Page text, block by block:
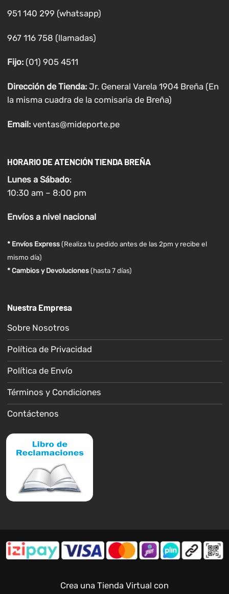
951 140 299 (whatsapp)
967 116 758 (llamadas)
Fijo:(01) 905 4511
Dirección de Tienda: Jr. General Varela 1904 Breña (En
la misma cuadra de la comisaria de Breña)
Email: ventas@mideporte.pe
HORARIO DE ATENCIÓN TIENDA BREÑA
Lunes a Sábado:
10:30 am – 8:00 pm
Envíosa nivel nacional
* Envíos Express(Realiza tu pedido antes de las 2pm y recibe el
mismo día)
* Cambios y Devoluciones (hasta 7 días)
Nuestra Empresa
Sobre Nosotros
Política de Privacidad
Política de Envío
Términos y Condiciones
Contáctenos
Crea una Tienda Virtual con